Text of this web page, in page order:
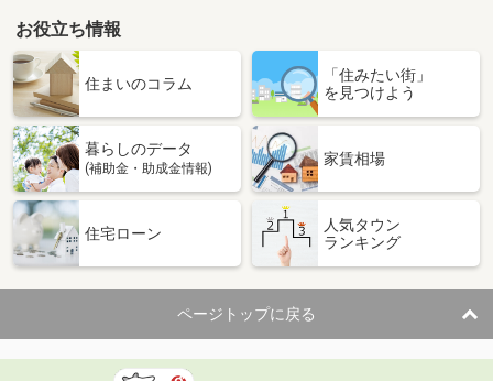
お役立ち情報
住まいのコラム
「住みたい街」
を見つけよう
暮らしのデータ
(補助金・助成金情報)
家賃相場
住宅ローン
人気タウン
ランキング
ページトップに戻る